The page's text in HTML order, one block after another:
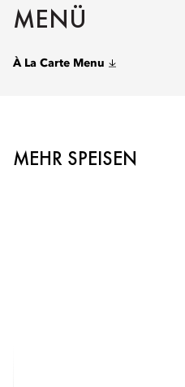
MENÜ
À La Carte Menu
MEHR SPEISEN